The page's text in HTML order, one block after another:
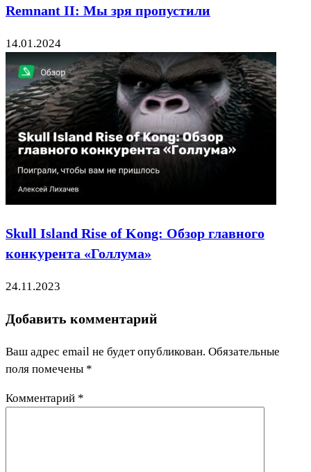
Remnant II: Мы зря пропустили
14.01.2024
Skull Island Rise of Kong: Обзор главного
конкурента «Голлума»
24.11.2023
Добавить комментарий
Ваш адрес email не будет опубликован. Обязательные
поля помечены *
Комментарий *